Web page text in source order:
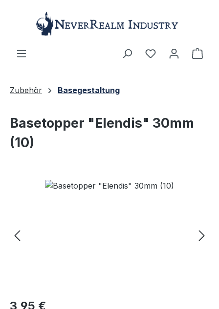
Zum Hauptinhalt springen
Zubehör Basegestaltung
Basetopper "Elendis" 30mm
(10)
Bildergalerie überspringen
Regulärer Preis:
3,95 €